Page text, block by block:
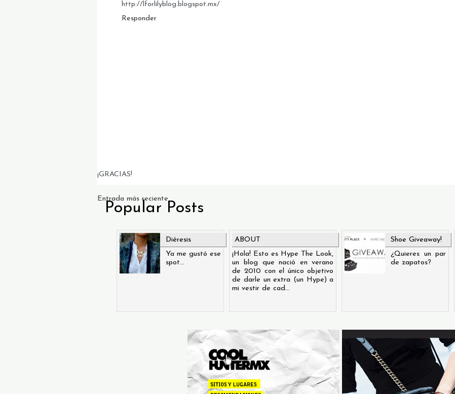
http://lforlilyblog.blogspot.mx/
Responder
¡GRACIAS!
Entrada más reciente
Popular Posts
Diéresis
Ya me gustó ese
spot...
ABOUT
¡Hola! Esto es Hype The Look,
un blog que nació en verano
de 2010 con el único objetivo
de darle un extra (un Hype) a
mi vestir de cad...
Shoe Giveaway!
¿Quieres un par
de zapatos?